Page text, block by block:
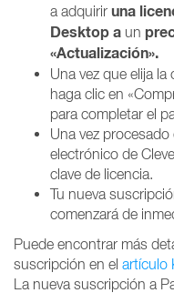
a adquirir una
Desktop a un
«Actualización».
Una vez que elija
haga clic en
para completar el
Una vez
electrónico de
clave de licencia.
Tu nueva
comenzará de
Puede encontrar más
suscripción en el artículo
La nueva suscripción a